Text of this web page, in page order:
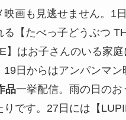
映画も見逃せません。1
る【たべっ子どうぶつ
】はお子さんのいる家
19日からはアンパンマン
品一挙配信。雨の日のお
りです。27日には【